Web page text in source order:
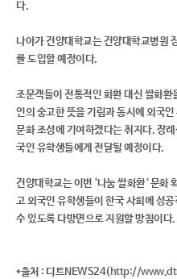
다.
나아가 건양대학교는 건양대학교병원
를 도입할 예정이다.
조문객들이 전통적인 화환 대신 쌀화
인의 숭고한 뜻을 기림과 동시에 외국
문화 조성에 기여하겠다는 취지다. 장
국인 유학생들에게 전달될 예정이다.
건양대학교는 이번 ‘나눔 쌀화환‘ 문화
고 외국인 유학생들이 한국 사회에 성
수 있도록 다방면으로 지원할 방침이다.
*출처 : 디트NEWS24( http://